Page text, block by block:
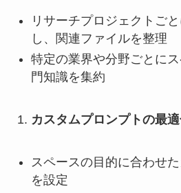
リサーチプロジェクトご
し、関連ファイルを整理
特定の業界や分野ごとに
門知識を集約
カスタムプロンプトの最
スペースの目的に合わせ
を設定